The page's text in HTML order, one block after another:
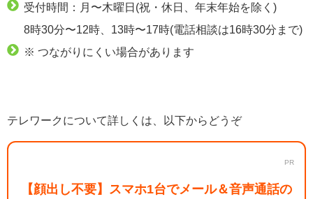
受付時間：月〜木曜日(祝・休日、年末年始を除く)
8時30分〜12時、13時〜17時(電話相談は16時30分まで)
※ つながりにくい場合があります
テレワークについて詳しくは、以下からどうぞ
PR
【顔出し不要】スマホ1台でメール＆音声通話の